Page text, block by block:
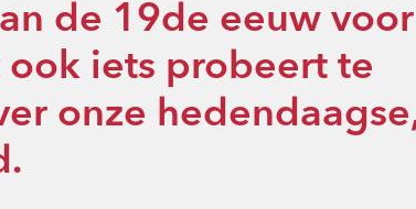
de 19de eeuw
ook iets probeert te
onze